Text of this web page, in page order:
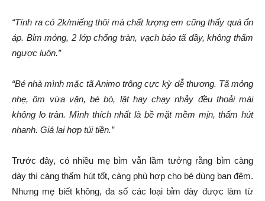
“Tính ra có 2k/miếng thôi mà chất lượng em cũng thấy quá ổn
áp. Bỉm mỏng, 2 lớp chống tràn, vạch báo tã đầy, không thấm
ngược luôn.”
“Bé nhà mình mặc tã Animo trông cực kỳ dễ thương. Tã mỏng
nhẹ, ôm vừa vặn, bé bò, lật hay chạy nhảy đều thoải mái
không lo tràn. Mình thích nhất là bề mặt mềm mịn, thấm hút
nhanh. Giá lại hợp túi tiền.”
Trước đây, có nhiều mẹ bỉm vẫn lầm tưởng rằng bỉm càng
dày thì càng thấm hút tốt, càng phù hợp cho bé dùng ban đêm.
Nhưng mẹ biết không, đa số các loại bỉm dày được làm từ